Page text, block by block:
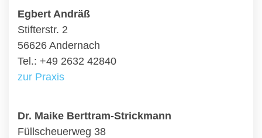
Egbert Andräß
Stifterstr. 2
56626 Andernach
Tel.: +49 2632 42840
zur Praxis
Dr. Maike Berttram-Strickmann
Füllscheuerweg 38